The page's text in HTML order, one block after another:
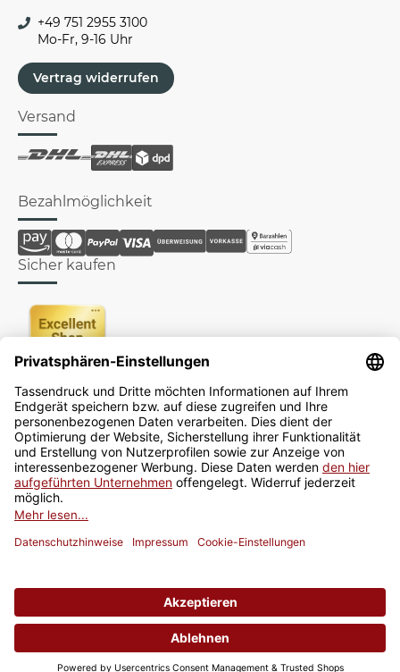
+49 751 2955 3100
Mo-Fr, 9-16 Uhr
Vertrag widerrufen
Versand
Bezahlmöglichkeit
Sicher kaufen
Newsletter